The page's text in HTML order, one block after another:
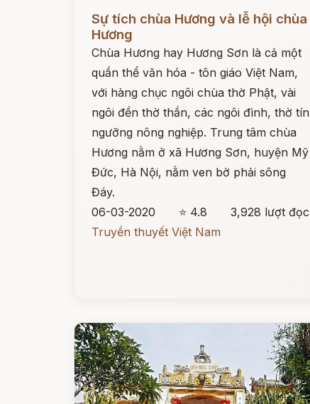
Sự tích chùa Hương và lễ hội chùa
Hương
Chùa Hương hay Hương Sơn là cả một
quần thể văn hóa - tôn giáo Việt Nam,
với hàng chục ngôi chùa thờ Phật, vài
ngôi đền thờ thần, các ngôi đình, thờ tín
ngưỡng nông nghiệp. Trung tâm chùa
Hương nằm ở xã Hương Sơn, huyện Mỹ
Đức, Hà Nội, nằm ven bờ phải sông
Đáy.
06-03-2020
⭐ 4.8
3,928 lượt đọc
Truyền thuyết Việt Nam